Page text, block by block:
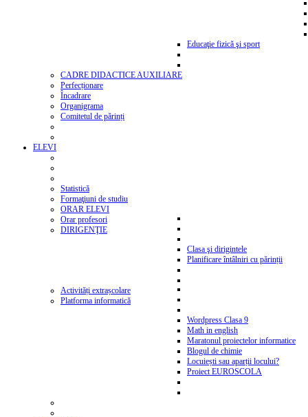
Educaţie fizică şi sport
CADRE DIDACTICE AUXILIARE
Perfecționare
Încadrare
Organigrama
Comitetul de părinți
ELEVI
Statistică
Formaţiuni de studiu
ORAR ELEVI
Orar profesori
DIRIGENŢIE
Clasa şi dirigintele
Planificare întâlniri cu părinții
Activități extrașcolare
Platforma informatică
Wordpress Clasa 9
Math in english
Maratonul proiectelor informatice
Blogul de chimie
Locuiești sau aparții locului?
Proiect EUROSCOLA